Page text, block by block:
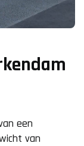
een
van